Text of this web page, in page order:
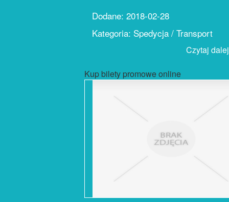
Dodane: 2018-02-28
Kategoria: Spedycja / Transport
Czytaj
Kup bilety promowe online